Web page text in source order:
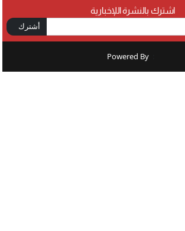
اشترك بالنشرة اللإخبارية
أشترك
Powered By